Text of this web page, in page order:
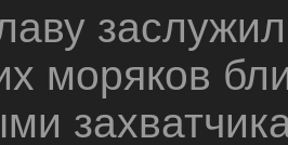
моряков